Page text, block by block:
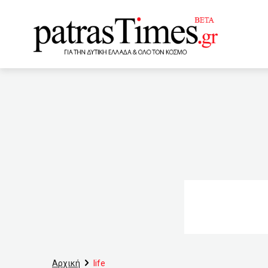
Αρχική life